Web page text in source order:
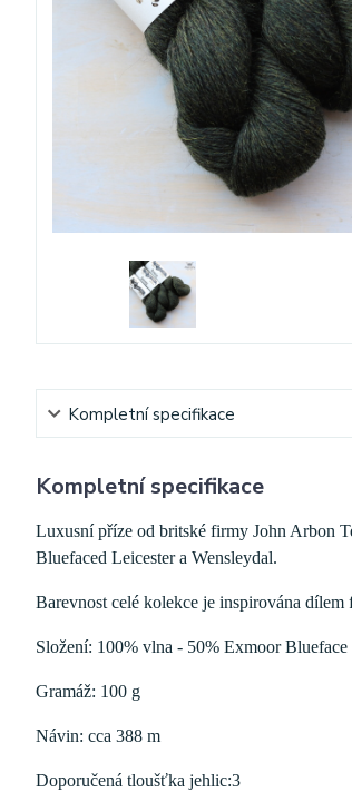
Kompletní specifikace
Kompletní specifikace
Luxusní příze od britské firmy John Arbon
Bluefaced Leicester a Wensleydal.
Barevnost celé kolekce je inspirována dílem
Složení: 100% vlna - 50% Exmoor
Gramáž: 100 g
Návin: cca 388 m
Doporučená tloušťka jehlic:3